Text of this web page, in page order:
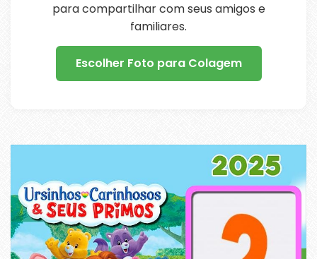
para compartilhar com seus amigos e
familiares.
Escolher Foto para Colagem